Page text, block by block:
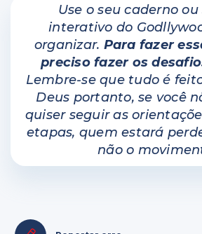
Use o seu caderno
interativo do
organizar. Para fazer
preciso fazer os
Lembre-se que tudo é
Deus portanto, se você
quiser seguir as
etapas, quem estará
não o